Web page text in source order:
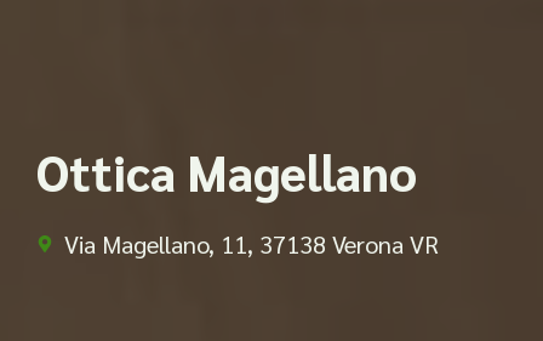
Ottica Magellano
Via Magellano, 11, 37138 Verona VR